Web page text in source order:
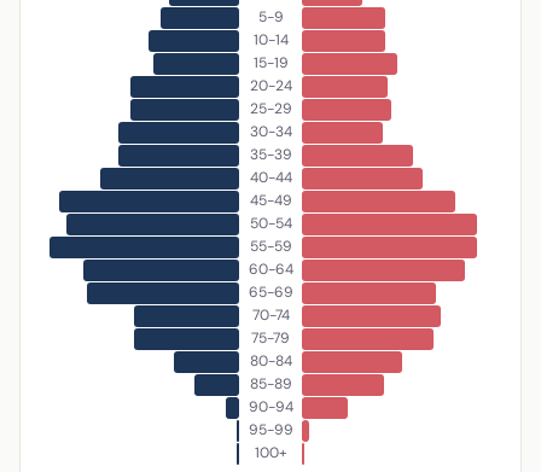
5-9
10-14
15-19
20-24
25-29
30-34
35-39
40-44
45-49
50-54
55-59
60-64
65-69
70-74
75-79
80-84
85-89
90-94
95-99
100+